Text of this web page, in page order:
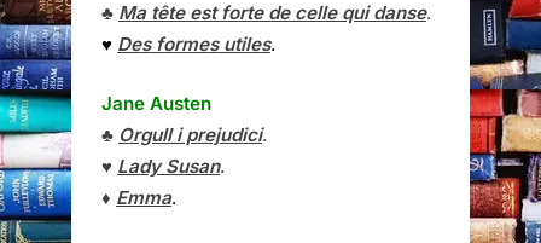
♣ Ma tête est forte de celle qui danse.
♥ Des formes utiles.
Jane Austen
♣ Orgull i prejudici.
♥ Lady Susan.
♦ Emma.